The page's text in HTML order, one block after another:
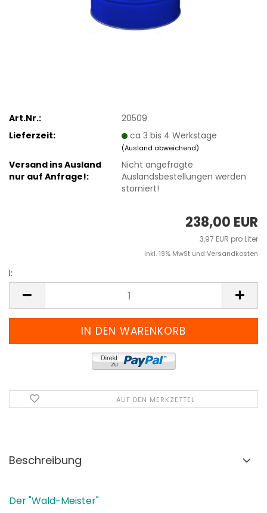
Art.Nr.:
20509
Lieferzeit:
ca 3 bis 4 Werkstage
(Ausland abweichend)
Versand ins Ausland
nur auf Anfrage!:
Nicht angefragte
Auslandsbestellungen werden
storniert!
238,00 EUR
3,97 EUR pro Liter
inkl. 19% MwSt und Versandkosten
l:
AUF DEN MERKZETTEL
Beschreibung
Der "Wald-Meister"